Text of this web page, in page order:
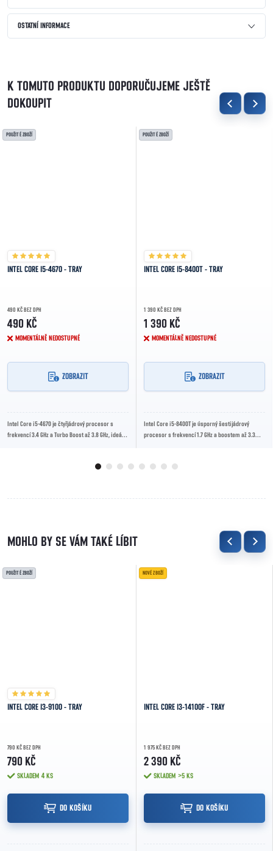
OSTATNÍ INFORMACE
K TOMUTO PRODUKTU DOPORUČUJEME JEŠTĚ
DOKOUPIT
POUŽITÉ ZBOŽÍ
INTEL CORE I5-4670 - TRAY
490 KČ BEZ DPH
490 KČ
MOMENTÁLNĚ NEDOSTUPNÉ
ZOBRAZIT
Intel Core i5-4670 je čtyřjádrový procesor s
frekvencí 3.4 GHz a Turbo Boost až 3.8 GHz, ideální
POUŽITÉ ZBOŽÍ
INTEL CORE I5-8400T - TRAY
1 390 KČ BEZ DPH
1 390 KČ
MOMENTÁLNĚ NEDOSTUPNÉ
ZOBRAZIT
Intel Core i5-8400T je úsporný šestijádrový
procesor s frekvencí 1.7 GHz a boostem až 3.3
POUŽITÉ ZBOŽÍ
INTEL CORE I3-9100 - TRAY
790 KČ BEZ DPH
790 KČ
SKLADEM 4 KS
DO KOŠÍKU
NOVÉ ZBOŽÍ
INTEL CORE I3-14100F - TRAY
1 975 KČ BEZ DPH
2 390 KČ
SKLADEM >5 KS
DO KOŠÍKU